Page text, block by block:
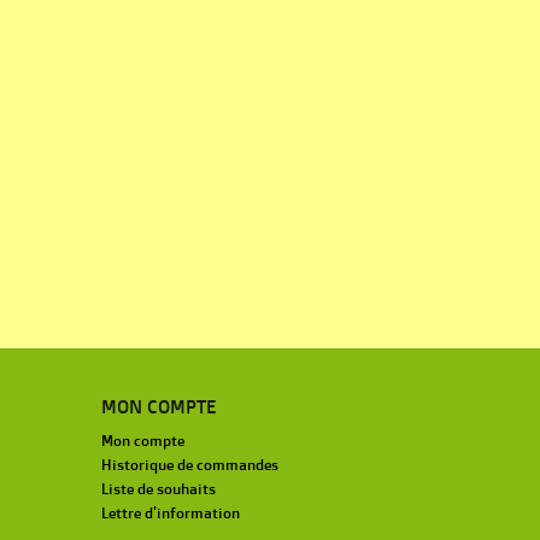
MON COMPTE
Mon compte
Historique de commandes
Liste de souhaits
Lettre d'information